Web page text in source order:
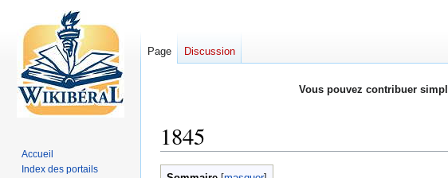
Vous pouvez contribuer
1845
Aller
Aller
Page Discussion
Accueil
Index des portails